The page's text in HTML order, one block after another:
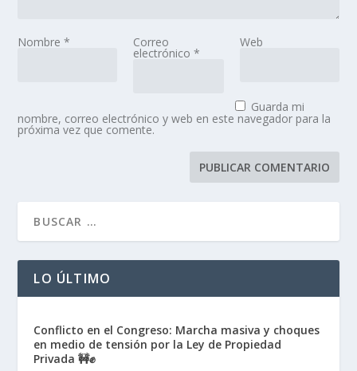
Nombre* Correo
electrónico *
Web
Guarda mi
nombre, correo electrónico y web en este navegador para la
próxima vez que comente.
LO ÚLTIMO
Conflicto en el Congreso: Marcha masiva y choques
en medio de tensión por la Ley de Propiedad
Privada 🚧✊